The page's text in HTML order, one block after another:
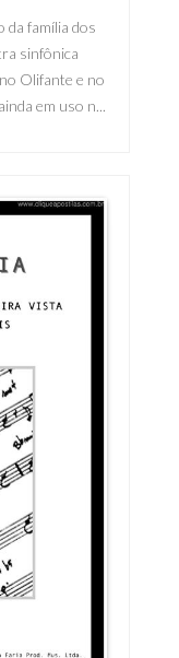
família dos
sinfônica
Olifante e no
em uso n...